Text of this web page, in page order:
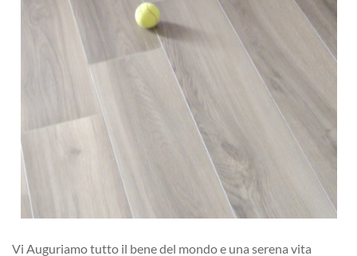
Vi Auguriamo tutto il bene del mondo e una serena vita